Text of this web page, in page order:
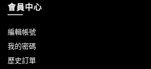
會員中心
編輯帳號
我的密碼
歷史訂單